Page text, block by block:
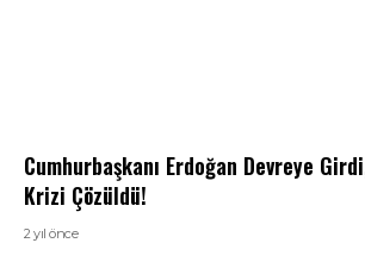
Cumhurbaşkanı Erdoğan Devreye
Krizi Çözüldü!
2 yıl önce